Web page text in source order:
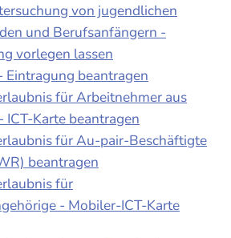
von jugendlichen
und Berufsanfängern -
vorlegen lassen
Eintragung beantragen
für Arbeitnehmer aus
ICT-Karte beantragen
für Au-pair-Beschäftigte
beantragen
für
- Mobiler-ICT-Karte